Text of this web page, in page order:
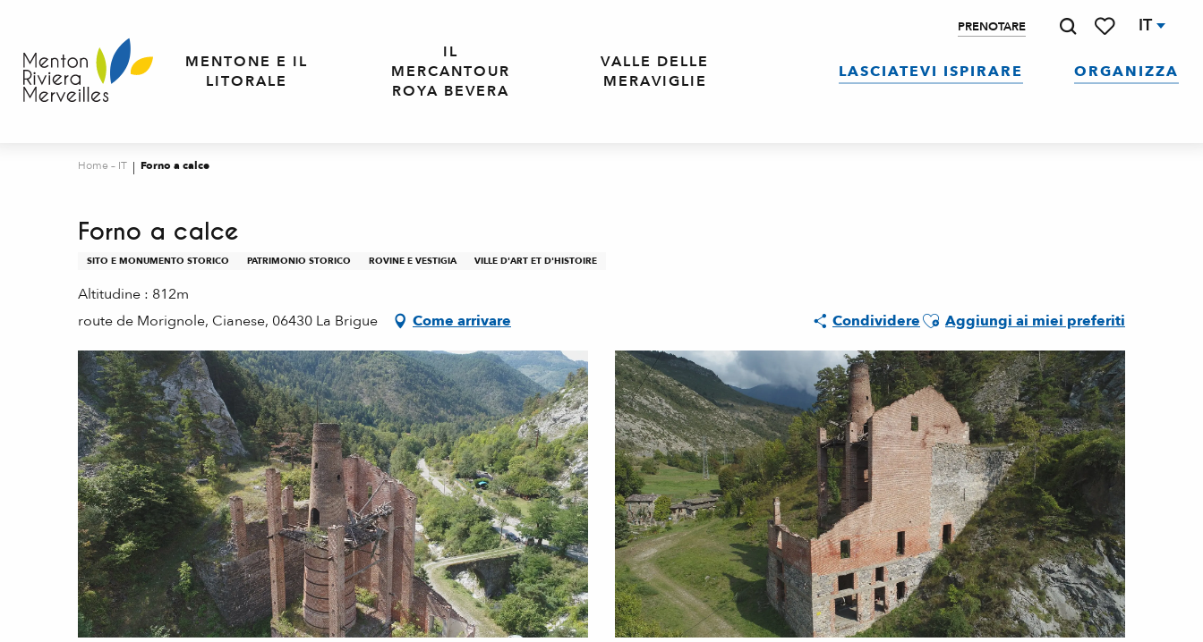
contenu
principal
PRENOTARE IT
MENTONE E IL
LITORALE
IL
MERCANTOUR
ROYA BEVERA
VALLE DELLE
MERAVIGLIE
LASCIATEVI ISPIRARE ORGANIZZA
Home – IT Forno a calce
Forno a calce
SITO E MONUMENTO STORICO PATRIMONIO STORICO ROVINE E VESTIGIA VILLE D'ART ET D'HISTOIRE
Altitudine : 812m
route de Morignole, Cianese, 06430 La Brigue
Come arrivare CondividereAjouter aux favoris
Aggiungi ai miei preferiti